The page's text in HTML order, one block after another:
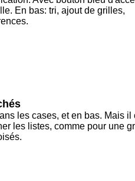
En bas: tri, ajout de grilles,
les cases, et en bas. Mais il
les listes, comme pour une